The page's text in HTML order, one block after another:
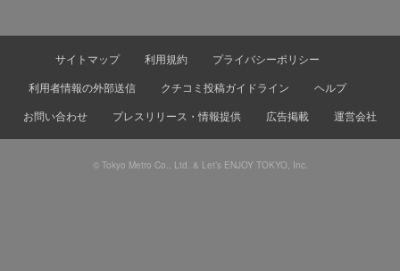
サイトマップ 利用規約
プライバシーポリシー
利用者情報の外部送信
クチコミ投稿ガイドライン
ヘルプ
お問い合わせ
プレスリリース・情報提供 広告掲載 運営会社
© Tokyo Metro Co., Ltd. & Let’s ENJOY TOKYO, Inc.